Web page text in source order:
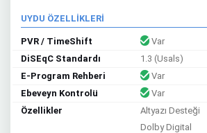
UYDU ÖZELLİKLERİ
PVR / TimeShift
Var
DiSEqC Standardı
1.3 (Usals)
E-Program Rehberi
Var
Ebeveyn Kontrolü
Var
Özellikler
Altyazı Desteği
Dolby Digital